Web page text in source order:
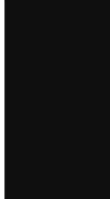
atap onduline, atap